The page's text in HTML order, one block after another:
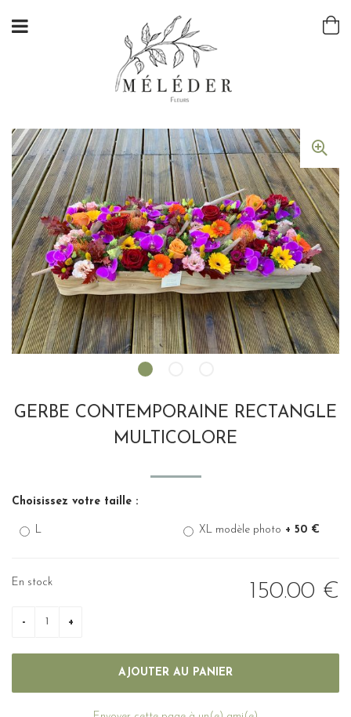
GERBE CONTEMPORAINE RECTANGLE
MULTICOLORE
Choisissez votre taille :
L XL modèle photo + 50 €
150.00 €
En stock